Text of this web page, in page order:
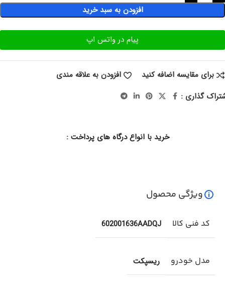
افزودن به سبد خرید
پیام در واتس اپ
برای مقایسه اضافه کنید
افزودن به علاقه مندی
گذاری :
خرید با انواع درگاه های پرداخت :
ویژگی محصول
کد فنی کالا 602001636AADQJ
مدل خودرو ریسپکت